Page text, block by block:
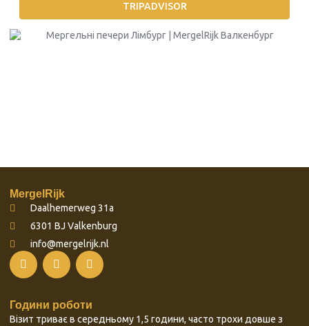
TRIPADVISOR
MergelRijk
Daalhemerweg 31a
6301 BJ Valkenburg
info@mergelrijk.nl
Години роботи
Візит триває в середньому 1,5 години, часто трохи довше з